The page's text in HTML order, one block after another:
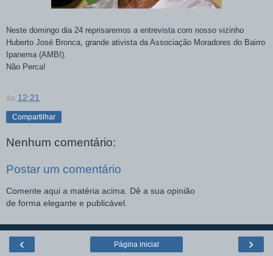
Neste domingo dia 24 reprisaremos a entrevista com nosso vizinho
Huberto José Bronca, grande ativista da Associação Moradores do Bairro
Ipanema (AMBI).
Não Perca!
às 12:21
Compartilhar
Nenhum comentário:
Postar um comentário
Comente aqui a matéria acima. Dê a sua opinião
de forma elegante e publicável.
‹ ›
Página inicial